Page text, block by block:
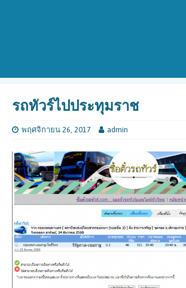
รถทัวร์ไปประทุมราช
พฤศจิกายน 26, 2017 admin